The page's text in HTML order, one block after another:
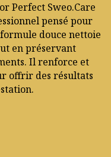
Perfect Sweo.Care
pensé pour
douce nettoie
en préservant
Il renforce et
offrir des résultats